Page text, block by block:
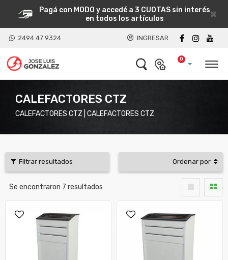
×
Pagá con MODO y accedé a 3 CUOTAS sin interés
en todos los artículos
2494 47 9324 INGRESAR
0
CALEFACTORES CTZ
CALEFACTORES CTZ | CALEFACTORES CTZ
Filtrar resultados Ordenar por
Se encontraron 7 resultados